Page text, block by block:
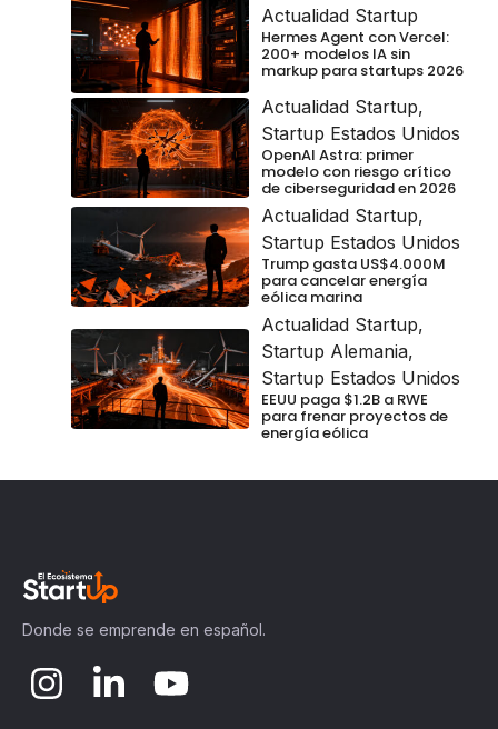
Actualidad Startup
Hermes Agent con Vercel:
200+ modelos IA sin
markup para startups 2026
Actualidad Startup,
Startup Estados Unidos
OpenAI Astra: primer
modelo con riesgo crítico
de ciberseguridad en 2026
Actualidad Startup,
Startup Estados Unidos
Trump gasta US$4.000M
para cancelar energía
eólica marina
Actualidad Startup,
Startup Alemania,
Startup Estados Unidos
EEUU paga $1.2B a RWE
para frenar proyectos de
energía eólica
Donde se emprende en español.